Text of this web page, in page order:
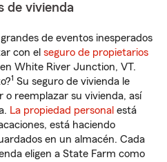
de vivienda
de eventos inesperados
con el seguro de propietarios
White River Junction, VT.
1 Su seguro de vivienda le
reemplazar su vivienda, así
La propiedad personal está
está haciendo
en un almacén. Cada
eligen a State Farm como